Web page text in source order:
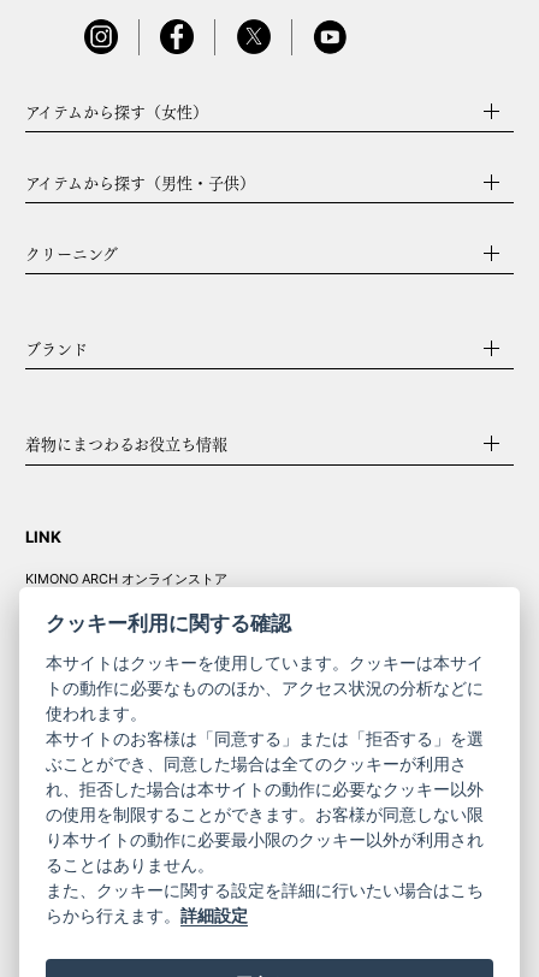
アイテムから探す（女性）
アイテムから探す（男性・子供）
クリーニング
ブランド
着物にまつわるお役立ち情報
LINK
KIMONO ARCH オンラインストア
コーポレート
サイト
きものやまと振
袖
サイト
ニュースレター
ご利用案内
お問い合わせ
プライバシーポリシー
特定商取引法に基づく表記
ご利用規約
クッキー利用に関する確認
本サイトはクッキーを使用しています。クッキーは本サイ
トの動作に必要なもののほか、アクセス状況の分析などに
使われます。
本サイトのお客様は「同意する」または「拒否する」を選
ぶことができ、同意した場合は全てのクッキーが利用さ
れ、拒否した場合は本サイトの動作に必要なクッキー以外
の使用を制限することができます。お客様が同意しない限
り本サイトの動作に必要最小限のクッキー以外が利用され
ることはありません。
また、クッキーに関する設定を詳細に行いたい場合はこち
らから行えます。詳細設定